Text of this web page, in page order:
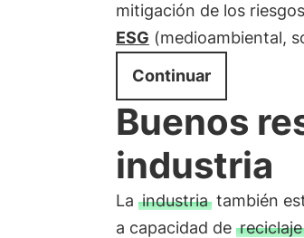
mitigación de los
ESG (medioambiental,
Continuar
Buenos
industria
La industriatambién
a capacidad de